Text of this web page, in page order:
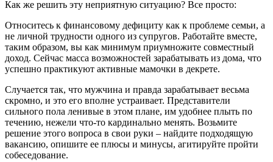
Как же решить эту неприятную ситуацию? Все просто:
Относитесь к финансовому дефициту как к проблеме семьи, а
не личной трудности одного из супругов. Работайте вместе,
таким образом, вы как минимум приумножите совместный
доход. Сейчас масса возможностей зарабатывать из дома, что
успешно практикуют активные мамочки в декрете.
Случается так, что мужчина и правда зарабатывает весьма
скромно, и это его вполне устраивает. Представители
сильного пола ленивые в этом плане, им удобнее плыть по
течению, нежели что-то кардинально менять. Возьмите
решение этого вопроса в свои руки – найдите подходящую
вакансию, опишите ее плюсы и минусы, агитируйте пройти
собеседование.